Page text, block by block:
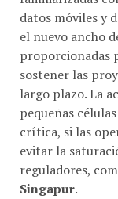
datos móviles y
el nuevo ancho
proporcionadas
sostener las
largo plazo. La
pequeñas
crítica, si las
evitar la
reguladores,
Singapur.